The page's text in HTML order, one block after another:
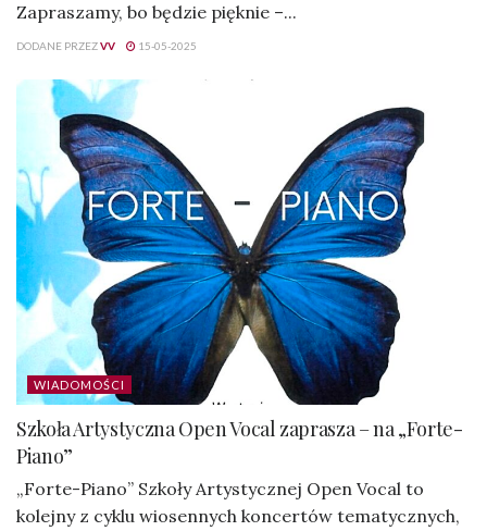
Zapraszamy, bo będzie pięknie –...
DODANE PRZEZVV 15-05-2025
WIADOMOŚCI
Szkoła Artystyczna Open Vocal zaprasza – na „Forte-
Piano”
„Forte-Piano” Szkoły Artystycznej Open Vocal to
kolejny z cyklu wiosennych koncertów tematycznych,